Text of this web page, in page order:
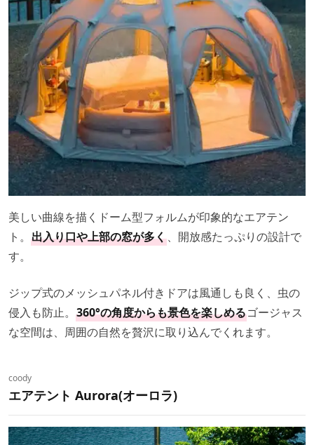
美しい曲線を描くドーム型フォルムが印象的なエアテン
ト。 出入り口や上部の窓が多く、開放感たっぷりの設計で
す。
ジップ式のメッシュパネル付きドアは風通しも良く、虫の
侵入も防止。 360°の角度からも景色を楽しめるゴージャス
な空間は、周囲の自然を贅沢に取り込んでくれます。
coody
エアテント Aurora(オーロラ)